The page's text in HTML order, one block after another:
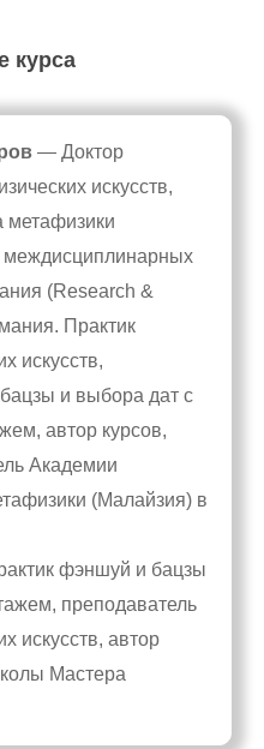
курса
— Доктор
искусств,
метафизики
междисциплинарных
(Research &
Практик
искусств,
и выбора дат с
автор курсов,
Академии
(Малайзия) в
фэншуй и бацзы
преподаватель
искусств, автор
Мастера